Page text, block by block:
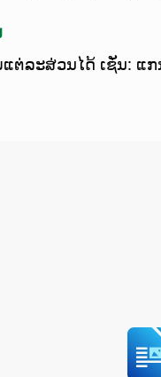
ຕ່ລະສ່ວນໄດ້ ເຊັ່ນ: